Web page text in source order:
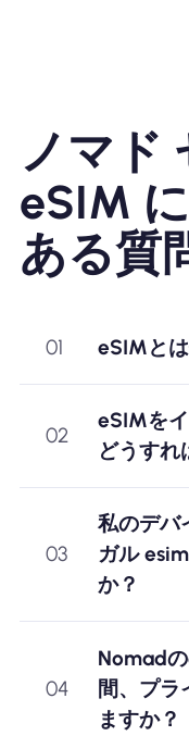
ノマド
eSIM
ある質
01 eSIMと
02
eSIMを
どうすれ
03
私のデバ
ガル
か？
04
Nomad
間、プラ
ますか？